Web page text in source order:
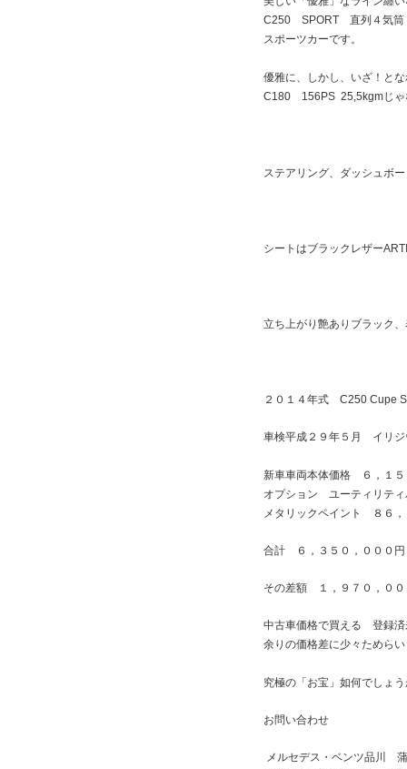
C250 SPORT 直列４気筒
スポーツカーです。
優雅に、しかし、いざ！と
C180 156PS 25,5kgmじゃ
ステアリング、ダッシュボ
シートはブラックレザー
立ち上がり艶ありブラック
２０１４年式 C250 Cupe
車検平成２９年５月 イリ
新車車両本体価格 ６，１５
オプション ユーティリテ
メタリックペイント ８６，
合計 ６，３５０，０００円
その差額 １，９７０，０
中古車価格で買える 登録済
余りの価格差に少々ためら
究極の「お宝」如何でしょ
お問い合わせ
メルセデス・ベンツ品川